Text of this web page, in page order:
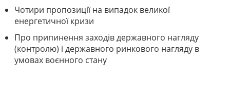
Чотири пропозиції на випадок великої
енергетичної кризи
Про припинення заходів державного нагляду
(контролю) і державного ринкового нагляду в
умовах воєнного стану